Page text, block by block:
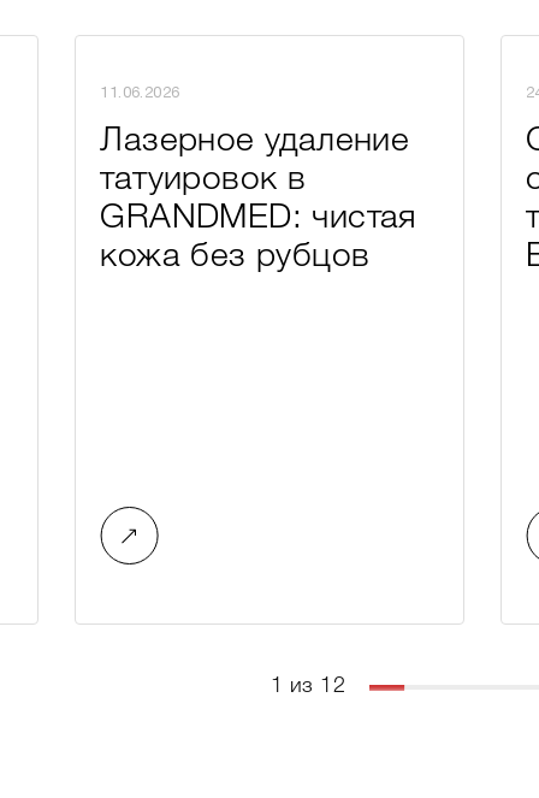
11.06.2026
Лазерное удаление
татуировок в
GRANDMED: чистая
кожа без рубцов
1 из 12